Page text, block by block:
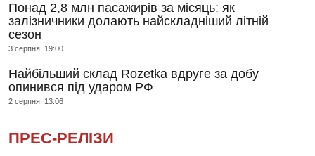
Понад 2,8 млн пасажирів за місяць: як
залізничники долають найскладніший літній
сезон
3 серпня, 19:00
Найбільший склад Rozetka вдруге за добу
опинився під ударом РФ
2 серпня, 13:06
ПРЕС-РЕЛІЗИ